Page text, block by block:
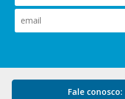
Fale conosco: